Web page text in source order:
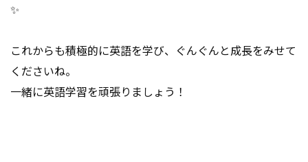
✨
これからも積極的に英語を学び、ぐんぐんと成長をみせて
くださいね。
一緒に英語学習を頑張りましょう！